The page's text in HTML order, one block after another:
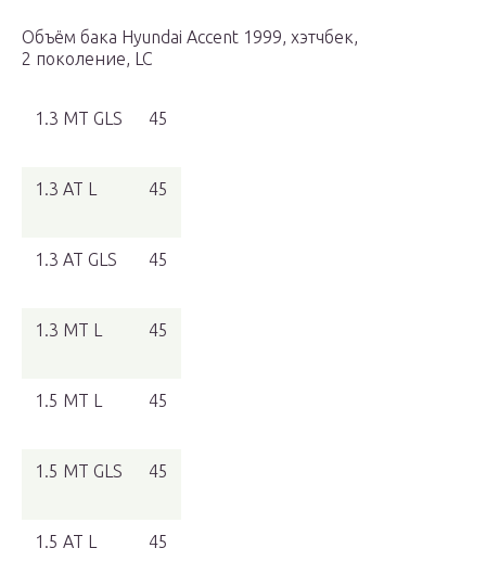
Объём бака Hyundai Accent 1999, хэтчбек,
2 поколение, LC
1.3 MT GLS 45
1.3 AT L 45
1.3 AT GLS 45
1.3 MT L 45
1.5 MT L 45
1.5 MT GLS 45
1.5 AT L 45